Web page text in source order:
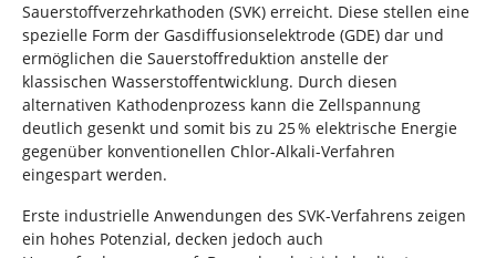
Sauerstoffverzehrkathoden (SVK) erreicht. Diese stellen eine
spezielle Form der Gasdiffusionselektrode (GDE) dar und
ermöglichen die Sauerstoffreduktion anstelle der
klassischen Wasserstoffentwicklung. Durch diesen
alternativen Kathodenprozess kann die Zellspannung
deutlich gesenkt und somit bis zu 25 % elektrische Energie
gegenüber konventionellen Chlor-Alkali-Verfahren
eingespart werden.
Erste industrielle Anwendungen des SVK-Verfahrens zeigen
ein hohes Potenzial, decken jedoch auch